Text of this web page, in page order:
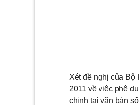
Xét đề nghị của
2011 về việc phê
chính tại văn bản